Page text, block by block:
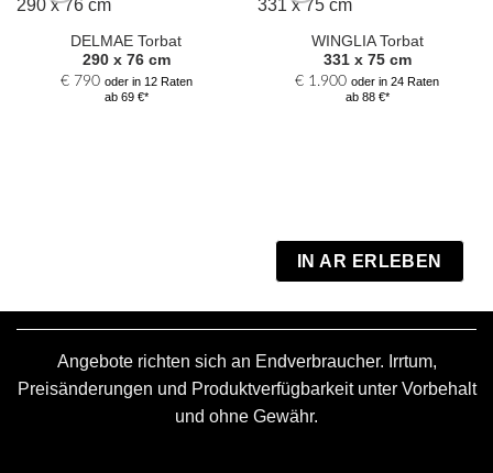
IN AR ERLEBEN
Zur Auswahl hinzufügen
DELMAE Torbat
290 x 76 cm
€790 oder in 12 Raten
ab 69 €*
Zur Auswahl hinzufügen
WINGLIA Torbat
331 x 75 cm
€ 1.900 oder in 24 Raten
ab 88 €*
Angebote richten sich an Endverbraucher. Irrtum,
Preisänderungen und Produktverfügbarkeit unter Vorbehalt
und ohne Gewähr.